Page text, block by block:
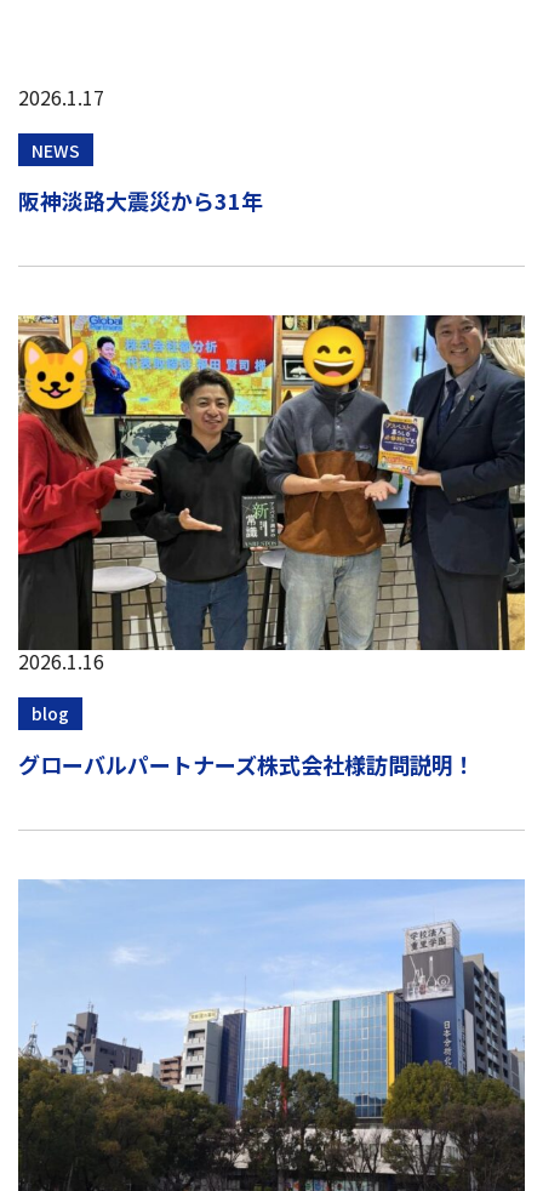
2026.1.17
NEWS
阪神淡路大震災から31年
2026.1.16
blog
グローバルパートナーズ株式会社様訪問説明！